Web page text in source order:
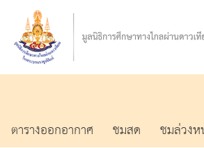
ตารางออกอากาศ ชมสด ชมล่วง